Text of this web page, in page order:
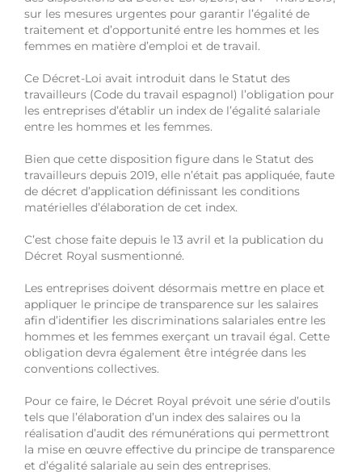
sur les mesures urgentes pour garantir l’égalité de
traitement et d’opportunité entre les hommes et les
femmes en matière d’emploi et de travail.
Ce Décret-Loi avait introduit dans le Statut des
travailleurs (Code du travail espagnol) l’obligation pour
les entreprises d’établir un index de l’égalité salariale
entre les hommes et les femmes.
Bien que cette disposition figure dans le Statut des
travailleurs depuis 2019, elle n’était pas appliquée, faute
de décret d’application définissant les conditions
matérielles d’élaboration de cet index.
C’est chose faite depuis le 13 avril et la publication du
Décret Royal susmentionné.
Les entreprises doivent désormais mettre en place et
appliquer le principe de transparence sur les salaires
afin d’identifier les discriminations salariales entre les
hommes et les femmes exerçant un travail égal. Cette
obligation devra également être intégrée dans les
conventions collectives.
Pour ce faire, le Décret Royal prévoit une série d’outils
tels que l’élaboration d’un index des salaires ou la
réalisation d’audit des rémunérations qui permettront
la mise en œuvre effective du principe de transparence
et d’égalité salariale au sein des entreprises.